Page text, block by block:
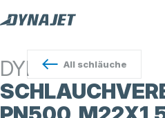
All schläuche
DYNAJET